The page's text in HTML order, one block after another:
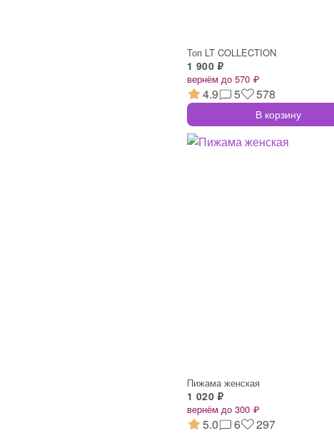
Топ LT COLLECTION
1 900 ₽
вернём до 570 ₽
4.9 5 578
В корзину
Пижама женская
1 020 ₽
вернём до 300 ₽
5.0 6 297